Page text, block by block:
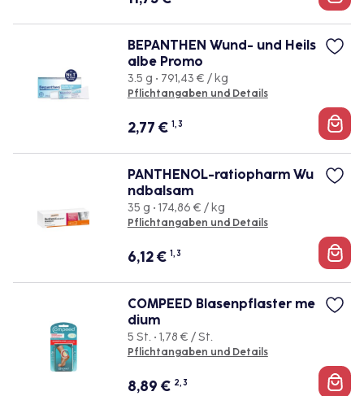
BEPANTHEN Wund- und Heils
albe Promo
3.5 g • 791,43 € / kg
Pflichtangaben und Details
2,77 € 1, 3
PANTHENOL-ratiopharm Wu
ndbalsam
35 g • 174,86 € / kg
Pflichtangaben und Details
6,12€ 1, 3
COMPEED Blasenpflaster me
dium
5 St. • 1,78 € / St.
Pflichtangaben und Details
8,89 € 2, 3